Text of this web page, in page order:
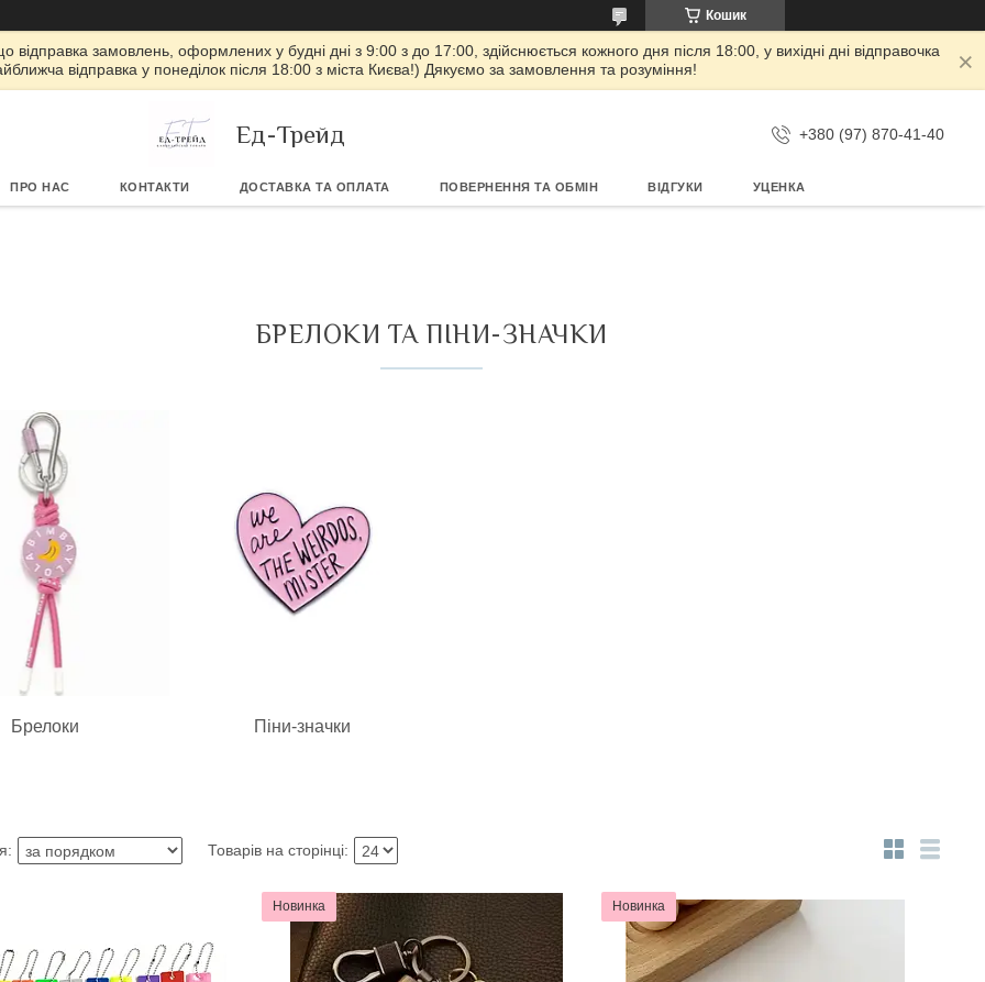
Кошик
відправка замовлень, оформлених у будні дні з 9:00 з до 17:00, здійснюється кожного дня після 18:00, у вихідні дні відправочка
відправка у понеділок після 18:00 з міста Києва!) Дякуємо за замовлення та розуміння!
Ед-Трейд +380 (97) 870-41-40
ПРО НАС КОНТАКТИ ДОСТАВКА ТА ОПЛАТА ПОВЕРНЕННЯ ТА ОБМІН ВІДГУКИ УЦЕНКА
БРЕЛОКИ ТА ПІНИ-ЗНАЧКИ
Брелоки Піни-значки
Новинка Новинка